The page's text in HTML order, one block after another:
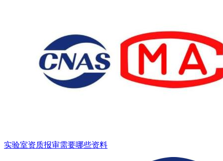
实验室资质报审需要哪些资料